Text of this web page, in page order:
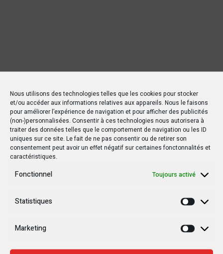
Nous utilisons des technologies telles que les cookies pour stocker
et/ou accéder aux informations relatives aux appareils. Nous le faisons
pour améliorer l’expérience de navigation et pour afficher des publicités
(non-)personnalisées. Consentir à ces technologies nous autorisera à
traiter des données telles que le comportement de navigation ou les ID
uniques sur ce site. Le fait de ne pas consentir ou de retirer son
consentement peut avoir un effet négatif sur certaines fonctonnalités et
caractéristiques.
Fonctionnel Toujours activé
Statistiques
Marketing